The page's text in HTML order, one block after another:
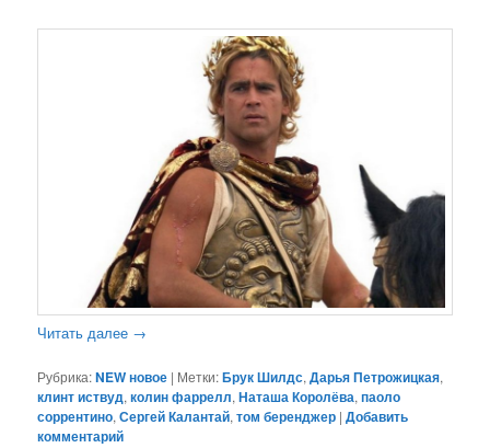
Читать далее →
Рубрика:NEW новое | Метки:Брук Шилдс,Дарья Петрожицкая,
клинт иствуд,колин фаррелл,Наташа Королёва,паоло
соррентино,Сергей Калантай,том беренджер |Добавить
комментарий